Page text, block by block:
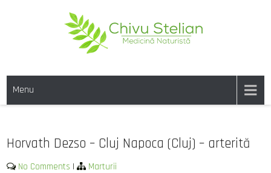
CHIVU-STELIAN.RO
Menu
Horvath Dezso – Cluj Napoca (Cluj) – arterită
No Comments |
Marturii